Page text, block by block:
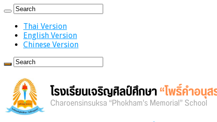
Thai Version
English Version
Chinese Version